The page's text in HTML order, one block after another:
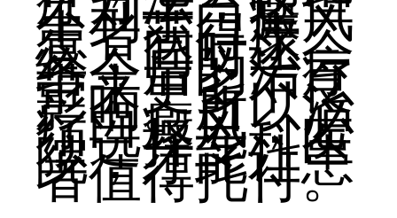
不利于白癜风
患者获得康
复，同时还会
给今后的治疗
带来更多不良
影响。所以治
疗白癜风，必
须选择专科医
院，才能让患
者值得托付。